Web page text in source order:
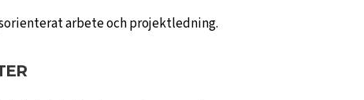
arbete och projektledning.